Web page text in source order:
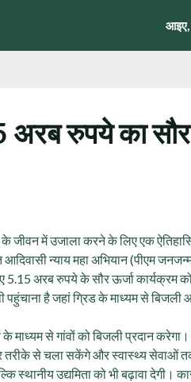
आइए,
अरब रुपये का
जीवन में उजाला करने के लिए एक
न्याय महा अभियान (पीएम
अरब रुपये के सौर ऊर्जा कार्यक्रम
पहुंचाना है जहां ग्रिड के माध्यम से
माध्यम से गांवों को बिजली प्रदान
तरीके से चला सकेंगे और स्वास्थ्य सेवाओं
उद्यमिता को भी बढ़ावा देगी।